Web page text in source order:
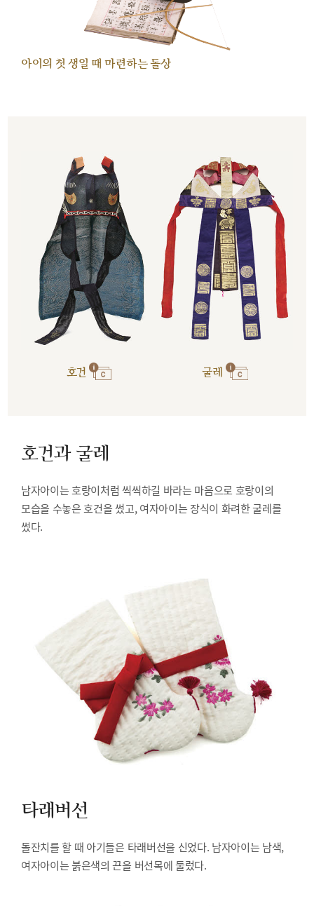
아이의 첫 생일 때 마련하는 돌상
호건 굴레
호건과 굴레
남자아이는 호랑이처럼 씩씩하길 바라는 마음으로 호랑이의
모습을 수놓은 호건을 썼고, 여자아이는 장식이 화려한 굴레를
썼다.
타래버선
돌잔치를 할 때 아기들은 타래버선을 신었다. 남자아이는 남색,
여자아이는 붉은색의 끈을 버선목에 둘렀다.